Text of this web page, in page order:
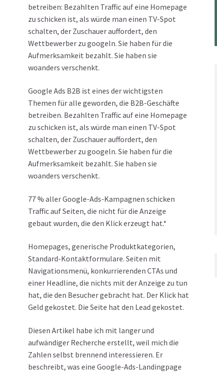
betreiben: Bezahlten Traffic auf eine Homepage
zu schicken ist, als würde man einen TV-Spot
schalten, der Zuschauer auffordert, den
Wettbewerber zu googeln. Sie haben für die
Aufmerksamkeit bezahlt. Sie haben sie
woanders verschenkt.
Google Ads B2B ist eines der wichtigsten
Themen für alle geworden, die B2B-Geschäfte
betreiben. Bezahlten Traffic auf eine Homepage
zu schicken ist, als würde man einen TV-Spot
schalten, der Zuschauer auffordert, den
Wettbewerber zu googeln. Sie haben für die
Aufmerksamkeit bezahlt. Sie haben sie
woanders verschenkt.
77 % aller Google-Ads-Kampagnen schicken
Traffic auf Seiten, die nicht für die Anzeige
gebaut wurden, die den Klick erzeugt hat.*
Homepages, generische Produktkategorien,
Standard-Kontaktformulare. Seiten mit
Navigationsmenü, konkurrierenden CTAs und
einer Headline, die nichts mit der Anzeige zu tun
hat, die den Besucher gebracht hat. Der Klick hat
Geld gekostet. Die Seite hat den Lead gekostet.
Diesen Artikel habe ich mit langer und
aufwändiger Recherche erstellt, weil mich die
Zahlen selbst brennend interessieren. Er
beschreibt, was eine Google-Ads-Landingpage